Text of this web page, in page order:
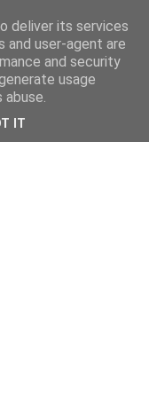
deliver its services
and user-agent are
and security
usage
IT